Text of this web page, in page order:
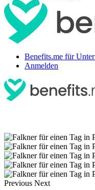
Benefits.me für
Anmelden
Previous Next